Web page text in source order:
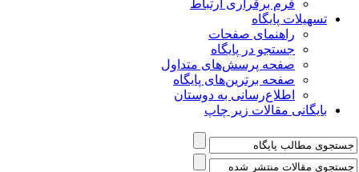
فرم برقراری ارتباط
تسهیلات پایگاه
راهنمای صفحات
جستجو در پایگاه
صفحه پرسش‌های متداول
صفحه برترین‌های پایگاه
اطلاع‌رسانی به دوستان
بایگانی مقالات زیر چاپ